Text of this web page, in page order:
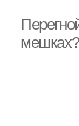
мешках?